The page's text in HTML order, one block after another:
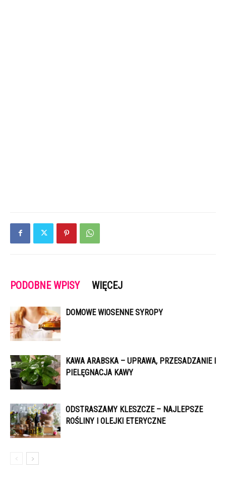
PODOBNE WPISY WIĘCEJ
DOMOWE WIOSENNE SYROPY
KAWA ARABSKA – UPRAWA, PRZESADZANIE I
PIELĘGNACJA KAWY
ODSTRASZAMY KLESZCZE – NAJLEPSZE
ROŚLINY I OLEJKI ETERYCZNE